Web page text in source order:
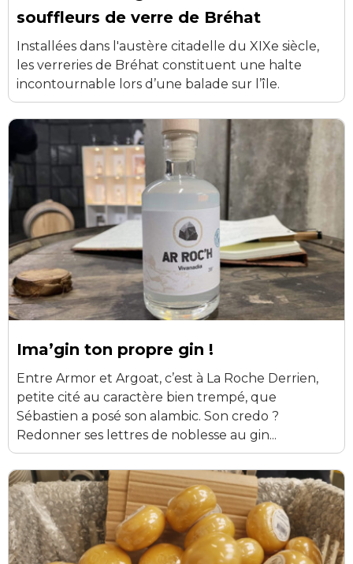
souffleurs de verre de Bréhat
Installées dans l'austère citadelle du XIXe siècle,
les verreries de Bréhat constituent une halte
incontournable lors d’une balade sur l’île.
Ima’gin ton propre gin !
Entre Armor et Argoat, c’est à La Roche Derrien,
petite cité au caractère bien trempé, que
Sébastien a posé son alambic. Son credo ?
Redonner ses lettres de noblesse au gin...